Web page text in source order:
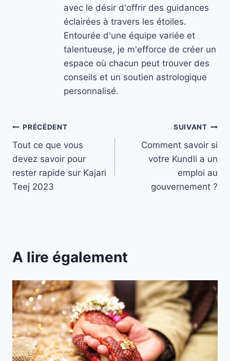
avec le désir d'offrir des guidances
éclairées à travers les étoiles.
Entourée d'une équipe variée et
talentueuse, je m'efforce de créer un
espace où chacun peut trouver des
conseils et un soutien astrologique
personnalisé.
Navigation
de
l’article
PRÉCÉDENT
Tout ce que vous
devez savoir pour
rester rapide sur Kajari
Teej 2023
SUIVANT
Comment savoir si
votre Kundli a un
emploi au
gouvernement ?
A lire également